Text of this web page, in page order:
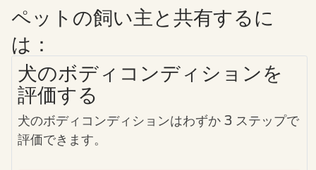
ペットの飼い主と共有するに
は：
犬のボディコンディションを
評価する
犬のボディコンディションはわずか 3 ステップで
評価できます。